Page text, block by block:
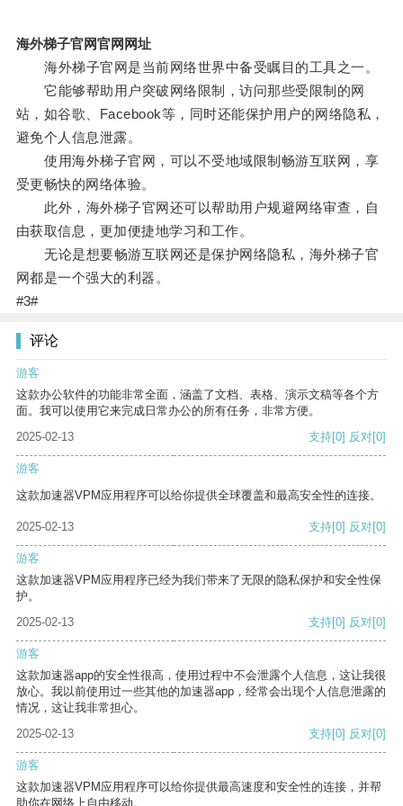
海外梯子官网官网网址
海外梯子官网是当前网络世界中备受瞩目的工具之一。
它能够帮助用户突破网络限制，访问那些受限制的网
站，如谷歌、Facebook等，同时还能保护用户的网络隐私，
避免个人信息泄露。
使用海外梯子官网，可以不受地域限制畅游互联网，享
受更畅快的网络体验。
此外，海外梯子官网还可以帮助用户规避网络审查，自
由获取信息，更加便捷地学习和工作。
无论是想要畅游互联网还是保护网络隐私，海外梯子官
网都是一个强大的利器。
#3#
评论
游客
这款办公软件的功能非常全面，涵盖了文档、表格、演示文稿等各个方
面。我可以使用它来完成日常办公的所有任务，非常方便。
2025-02-13
支持[0] 反对[0]
游客
这款加速器VPM应用程序可以给你提供全球覆盖和最高安全性的连接。
2025-02-13 支持[0] 反对[0]
游客
这款加速器VPM应用程序已经为我们带来了无限的隐私保护和安全性保
护。
2025-02-13
支持[0] 反对[0]
游客
这款加速器app的安全性很高，使用过程中不会泄露个人信息，这让我很
放心。我以前使用过一些其他的加速器app，经常会出现个人信息泄露的
情况，这让我非常担心。
2025-02-13
支持[0] 反对[0]
游客
这款加速器VPM应用程序可以给你提供最高速度和安全性的连接，并帮
助你在网络上自由移动。